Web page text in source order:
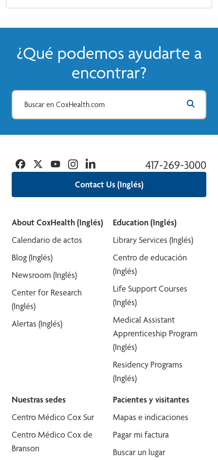
¿Qué podemos ayudarte a
encontrar?
Contact Us (Inglés)
417-269-3000
Facebook
TwitterYouTubeInstagramLinkedin
About CoxHealth (Inglés)
Calendario de actos
Blog (Inglés)
Newsroom (Inglés)
Center for Research
(Inglés)
Alertas (Inglés)
Education (Inglés)
Library Services (Inglés)
Centro de educación
(Inglés)
Life Support Courses
(Inglés)
Medical Assistant
Apprenticeship Program
(Inglés)
Residency Programs
(Inglés)
Nuestras sedes
Centro Médico Cox Sur
Centro Médico Cox de
Branson
Pacientes y visitantes
Mapas e indicaciones
Pagar mi factura
Buscar un lugar